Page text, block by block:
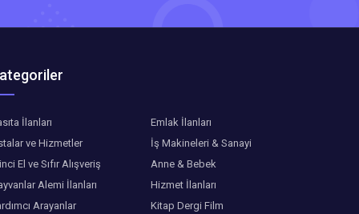
İlanları
Emlak İlanları
ve Hizmetler
İş Makineleri & Sanayi
El ve Sıfır Alışveriş
Anne & Bebek
Alemi İlanları
Hizmet İlanları
Arayanlar
Kitap Dergi Film